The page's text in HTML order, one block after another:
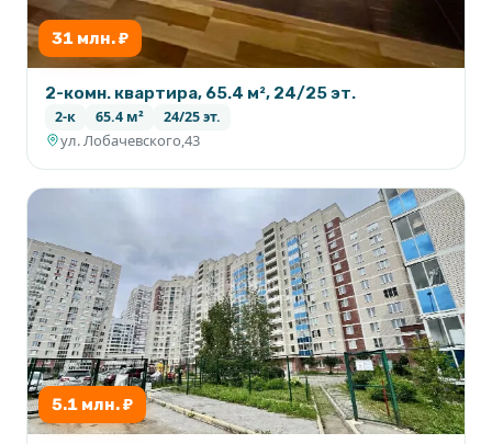
31 млн. ₽
2-комн. квартира, 65.4 м², 24/25 эт.
2-к 65.4 м² 24/25 эт.
ул. Лобачевского,43
5.1 млн. ₽